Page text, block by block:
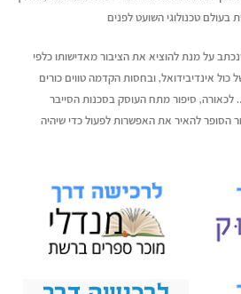
טכנולוגי השועט לפנים
על מנת להוציא את הציבור מאדישותו כלפי
אינדיבידואל, ובחסות הקדמה טווים כורים
סיפור מתח העוסק בסכנות הסייבר
הסופר להאיר את האפשרות לפעול כדי שיהיה